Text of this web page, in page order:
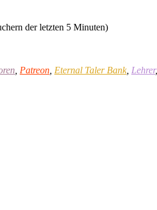
der letzten 5 Minuten)
Patreon Eternal Taler Bank, Lehrer,